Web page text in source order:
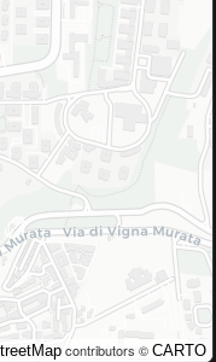
contributors © CARTO